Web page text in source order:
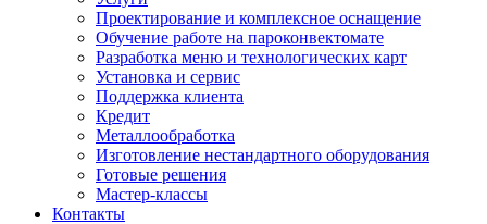
Проектирование и комплексное оснащение
Обучение работе на пароконвектомате
Разработка меню и технологических карт
Установка и сервис
Поддержка клиента
Кредит
Металлообработка
Изготовление нестандартного оборудования
Готовые решения
Мастер-классы
Контакты